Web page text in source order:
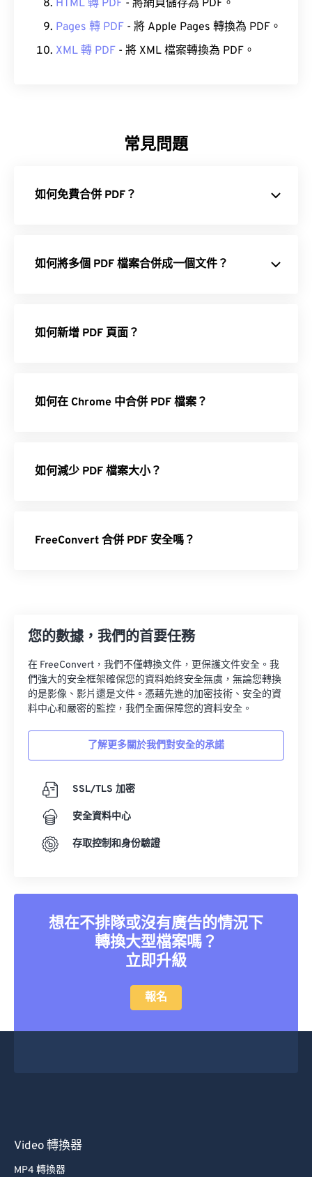
HTML 轉 PDF - 將網頁儲存為 PDF。
Pages 轉 PDF - 將 Apple Pages 轉換為 PDF。
XML 轉 PDF - 將 XML 檔案轉換為 PDF。
常見問題
如何免費合併 PDF？
如何將多個 PDF 檔案合併成一個文件？
如何新增 PDF 頁面？
如何在 Chrome 中合併 PDF 檔案？
如何減少 PDF 檔案大小？
FreeConvert 合併 PDF 安全嗎？
您的數據，我們的首要任務
在 FreeConvert，我們不僅轉換文件，更保護文件安全。我
們強大的安全框架確保您的資料始終安全無虞，無論您轉換
的是影像、影片還是文件。憑藉先進的加密技術、安全的資
料中心和嚴密的監控，我們全面保障您的資料安全。
了解更多關於我們對安全的承諾
SSL/TLS 加密
安全資料中心
存取控制和身份驗證
想在不排隊或沒有廣告的情況下
轉換大型檔案嗎？
立即升級
報名
Video 轉換器
MP4 轉換器